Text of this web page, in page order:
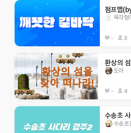
점프맵
육각형
-- 3
환상의
도아
-- 4
수송초
수송초